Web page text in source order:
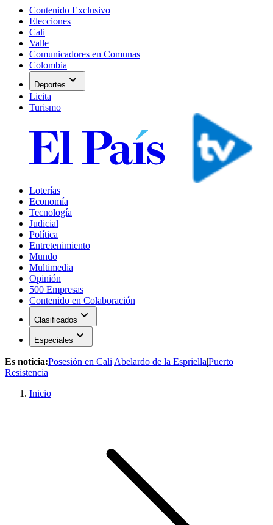
Contenido Exclusivo
Elecciones
Cali
Valle
Comunicadores en Comunas
Colombia
Deportes expand_more
Licita
Turismo
Loterías
Economía
Tecnología
Judicial
Política
Entretenimiento
Mundo
Multimedia
Opinión
500 Empresas
Contenido en Colaboración
Clasificados expand_more
Especiales expand_more
Es noticia:Posesión en Cali|Abelardo de la Espriella|Puerto
Resistencia
Inicio